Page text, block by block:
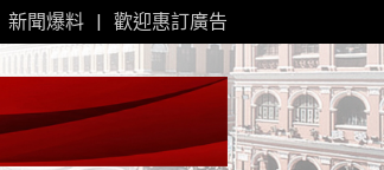
新聞爆料 歡迎惠訂廣告